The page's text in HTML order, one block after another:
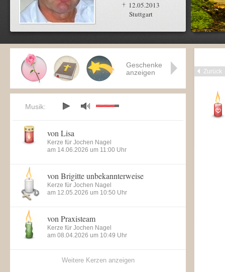
12.05.2013
Stuttgart
Zurück
Geschenke
anzeigen
Musik:
von Lisa
Kerze für Jochen Nagel
am 14.06.2026 um 11:00 Uhr
von Brigitte unbekannterweise
Kerze für Jochen Nagel
am 12.05.2026 um 10:50 Uhr
von Praxisteam
Kerze für Jochen Nagel
am 08.04.2026 um 10:49 Uhr
Weitere Kerzen anzeigen